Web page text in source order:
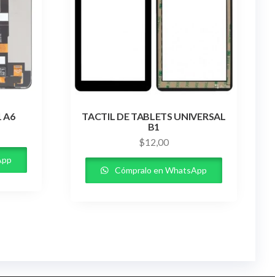
A6
TACTIL DE TABLETS UNIVERSAL
B1
$12,00
Cómpralo en WhatsApp